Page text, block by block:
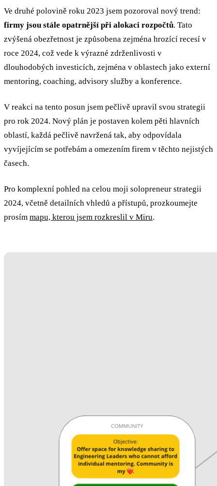
Ve druhé polovině roku 2023 jsem pozoroval nový trend:
firmy jsou stále opatrnější při alokaci rozpočtů. Tato
zvýšená obezřetnost je způsobena zejména hrozící recesí v
roce 2024, což vede k výrazné zdrženlivosti v
dlouhodobých investicích, zejména v oblastech jako externí
mentoring, coaching, advisory služby a konference.
V reakci na tento posun jsem pečlivě upravil svou strategii
pro rok 2024. Nový plán je postaven kolem pěti hlavních
oblastí, každá pečlivě navržená tak, aby odpovídala
vyvíjejícím se potřebám a omezením firem v těchto nejistých
časech.
Pro komplexní pohled na celou moji solopreneur strategii
2024, včetně detailních vhledů a přístupů, prozkoumejte
prosím mapu, kterou jsem rozkreslil v Miru.